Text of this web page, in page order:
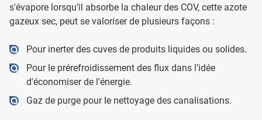
s'évapore lorsqu’il absorbe la chaleur des COV, cette azote
gazeux sec, peut se valoriser de plusieurs façons :
Pour inerter des cuves de produits liquides ou solides.
Pour le prérefroidissement des flux dans l’idée
d'économiser de l'énergie.
Gaz de purge pour le nettoyage des canalisations.